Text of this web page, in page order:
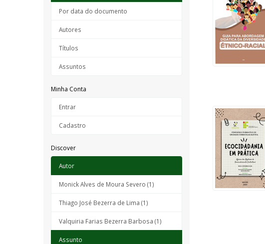
Por data do documento
Autores
Títulos
Assuntos
Minha Conta
Entrar
Cadastro
Discover
Autor
Monick Alves de Moura Severo (1)
Thiago José Bezerra de Lima (1)
Valquiria Farias Bezerra Barbosa (1)
Assunto